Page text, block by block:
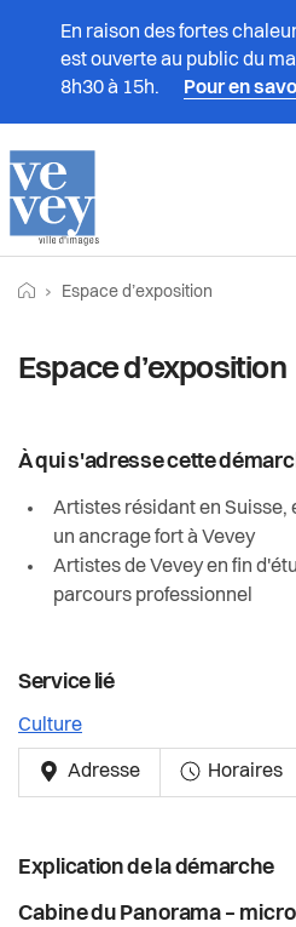
En raison des fortes
est ouverte au public du
8h30 à 15h.
Pour en
Prestations
Vivre à Vevey
Vie politique
Actualités
Règlements
FilRetourner vers la page d'accueil
Page actuelle:
Espace d’exposition
Espace d’exposition
À qui s'adresse cette
Artistes résidant en Suisse,
un ancrage fort à Vevey
Artistes de Vevey en fin
parcours professionnel
Service lié
Culture
Adresse Horaires
Explication de la démarche
Cabine du Panorama –